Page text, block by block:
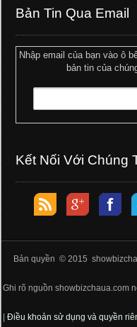
Bản Tin Qua Email
Nhập email của bạn vào ô
bản tin của
Kết Nối Với Chúng
Bản quyền © 2015
Ghi rõ nguồn showbizchaua.com
|Điều khoản sử dụng và quyền